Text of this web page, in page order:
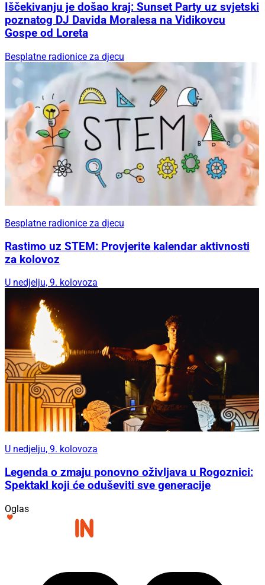
Iščekivanju je došao kraj: Sunset Party uz svjetski
poznatog DJ Davida Moralesa na Vidikovcu
Gospe od Loreta
Besplatne radionice za djecu
Besplatne radionice za djecu
Rastimo uz STEM: Provjerite kalendar aktivnosti
za kolovoz
U nedjelju, 9. kolovoza
U nedjelju, 9. kolovoza
Legenda o zmaju ponovno oživljava u Rogoznici:
Spektakl koji će oduševiti sve generacije
Oglas